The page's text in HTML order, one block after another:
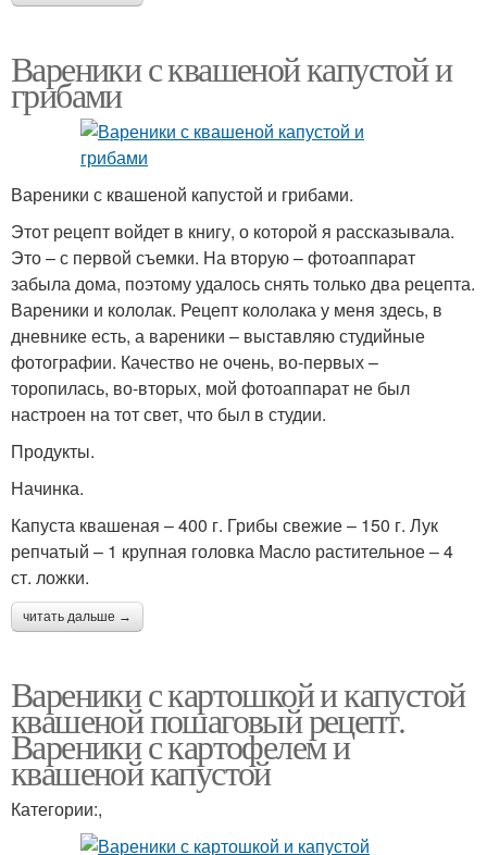
Вареники с квашеной капустой и
грибами
Вареники с квашеной капустой и грибами.
Этот рецепт войдет в книгу, о которой я рассказывала.
Это – с первой съемки. На вторую – фотоаппарат
забыла дома, поэтому удалось снять только два рецепта.
Вареники и кололак. Рецепт кололака у меня здесь, в
дневнике есть, а вареники – выставляю студийные
фотографии. Качество не очень, во-первых –
торопилась, во-вторых, мой фотоаппарат не был
настроен на тот свет, что был в студии.
Продукты.
Начинка.
Капуста квашеная – 400 г. Грибы свежие – 150 г. Лук
репчатый – 1 крупная головка Масло растительное – 4
ст. ложки.
читать дальше →
Вареники с картошкой и капустой
квашеной пошаговый рецепт.
Вареники с картофелем и
квашеной капустой
Категории:,